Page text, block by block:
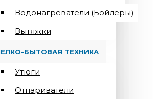
Водонагреватели (Бойлеры)
Вытяжки
БЫТОВАЯ ТЕХНИКА
Утюги
Отпариватели